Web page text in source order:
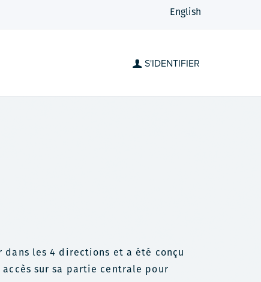
English
S'IDENTIFIER
les 4 directions et a été conçu
sur sa partie centrale pour